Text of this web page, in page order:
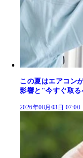
この夏はエアコン
影響と"今すぐ取
2026年08月03日 07:00